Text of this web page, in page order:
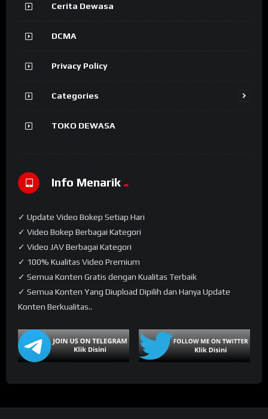
Cerita Dewasa
DCMA
Privacy Policy
Categories
TOKO DEWASA
Info Menarik
✓ Update Video Bokep Setiap Hari
✓ Video Bokep Berbagai Kategori
✓ Video JAV Berbagai Kategori
✓ 100% Kualitas Video Premium
✓ Semua Konten Gratis dengan Kualitas Terbaik
✓ Semua Konten Yang Diupload Dipilih dan Hanya Update
Konten Berkualitas..